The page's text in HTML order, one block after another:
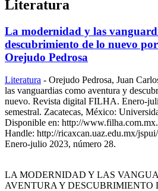
Literatura
La modernidad y las
descubrimiento de lo nuevo
Orejudo Pedrosa
Literatura - Orejudo Pedrosa, Juan
las vanguardias como aventura y
nuevo. Revista digital FILHA. Enero-
semestral. Zacatecas, México:
Disponible en: http://
Handle: http://ricaxcan.uaz.edu.mx/
Enero-julio 2023, número 28.
LA MODERNIDAD Y LAS
AVENTURA Y DESCUBRIMIENTO